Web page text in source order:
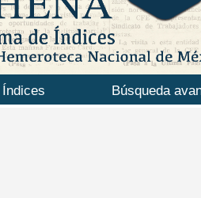
Índices Búsqueda